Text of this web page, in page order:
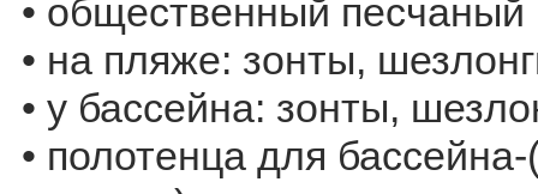
• общественный песчаный
• на пляже: зонты,
• у бассейна: зонты,
• полотенца для